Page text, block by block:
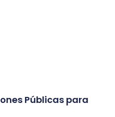
Públicas para